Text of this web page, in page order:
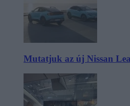
Mutatjuk az új Nissan